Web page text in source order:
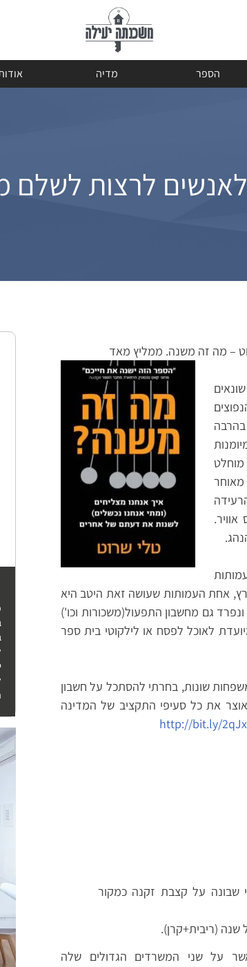
הספר מדיה
לרצות לשלם
– מה זה משנה. ממליץ מאד
מוחלט
אחת העמותות שעושה זאת היטב היא
גם מחשבון התפעול(משכורות וכו')
לאוכל לפסח או לילקוטי בית ספר
שונות, בחרתי להסתכל על חשבון
את כל סעיפי התקציב של המדינה
http://bit.ly/
שבונה על קצבת זקנה כמקור
על שני המשרדים הגדולים שלה